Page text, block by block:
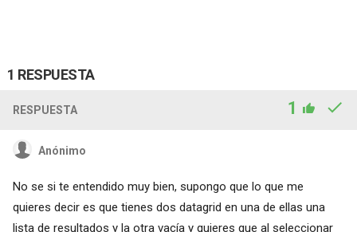
1 RESPUESTA
RESPUESTA 1
Anónimo
No se si te entendido muy bien, supongo que lo que me
quieres decir es que tienes dos datagrid en una de ellas una
lista de resultados y la otra vacía y quieres que al seleccionar